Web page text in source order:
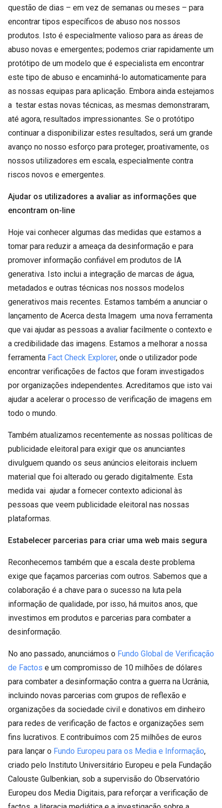
questão de dias – em vez de semanas ou meses – para
encontrar tipos específicos de abuso nos nossos
produtos. Isto é especialmente valioso para as áreas de
abuso novas e emergentes; podemos criar rapidamente um
protótipo de um modelo que é especialista em encontrar
este tipo de abuso e encaminhá-lo automaticamente para
as nossas equipas para aplicação. Embora ainda estejamos
a testar estas novas técnicas, as mesmas demonstraram,
até agora, resultados impressionantes. Se o protótipo
continuar a disponibilizar estes resultados, será um grande
avanço no nosso esforço para proteger, proativamente, os
nossos utilizadores em escala, especialmente contra
riscos novos e emergentes.
Ajudar os utilizadores a avaliar as informações que
encontram on-line
Hoje vai conhecer algumas das medidas que estamos a
tomar para reduzir a ameaça da desinformação e para
promover informação confiável em produtos de IA
generativa. Isto inclui a integração de marcas de água,
metadados e outras técnicas nos nossos modelos
generativos mais recentes. Estamos também a anunciar o
lançamento de Acerca desta Imagem uma nova ferramenta
que vai ajudar as pessoas a avaliar facilmente o contexto e
a credibilidade das imagens. Estamos a melhorar a nossa
ferramenta Fact Check Explorer, onde o utilizador pode
encontrar verificações de factos que foram investigados
por organizações independentes. Acreditamos que isto vai
ajudar a acelerar o processo de verificação de imagens em
todo o mundo.
Também atualizamos recentemente as nossas políticas de
publicidade eleitoral para exigir que os anunciantes
divulguem quando os seus anúncios eleitorais incluem
material que foi alterado ou gerado digitalmente. Esta
medida vai ajudar a fornecer contexto adicional às
pessoas que veem publicidade eleitoral nas nossas
plataformas.
Estabelecer parcerias para criar uma web mais segura
Reconhecemos também que a escala deste problema
exige que façamos parcerias com outros. Sabemos que a
colaboração é a chave para o sucesso na luta pela
informação de qualidade, por isso, há muitos anos, que
investimos em produtos e parcerias para combater a
desinformação.
No ano passado, anunciámos o Fundo Global de Verificação
de Factos e um compromisso de 10 milhões de dólares
para combater a desinformação contra a guerra na Ucrânia,
incluindo novas parcerias com grupos de reflexão e
organizações da sociedade civil e donativos em dinheiro
para redes de verificação de factos e organizações sem
fins lucrativos. E contribuímos com 25 milhões de euros
para lançar o Fundo Europeu para os Media e Informação,
criado pelo Instituto Universitário Europeu e pela Fundação
Calouste Gulbenkian, sob a supervisão do Observatório
Europeu dos Media Digitais, para reforçar a verificação de